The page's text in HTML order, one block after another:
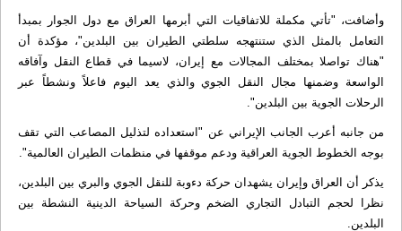
وأضافت، "تأتي مكملة للاتفاقيات التي أبرمها العراق مع دول الجوار بمبدأ
التعامل بالمثل الذي ستنتهجه سلطتي الطيران بين البلدين"، مؤكدة أن
"هناك تواصلا بمختلف المجالات مع إيران، لاسيما في قطاع النقل وآفاقه
الواسعة وضمنها مجال النقل الجوي والذي يعد اليوم فاعلاً ونشطاً عبر
الرحلات الجوية بين البلدين".
من جانبه أعرب الجانب الإيراني عن "استعداده لتذليل المصاعب التي تقف
بوجه الخطوط الجوية العراقية ودعم موقفها في منظمات الطيران العالمية".
يذكر أن العراق وإيران يشهدان حركة دءوبة للنقل الجوي والبري بين البلدين،
نظرا لحجم التبادل التجاري الضخم وحركة السياحة الدينية النشطة بين
البلدين.